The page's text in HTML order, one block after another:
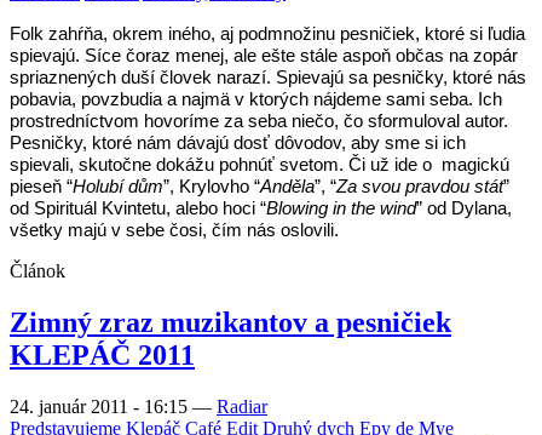
Folk zahŕňa, okrem iného, aj podmnožinu pesničiek, ktoré si ľudia
spievajú. Síce čoraz menej, ale ešte stále aspoň občas na zopár
spriaznených duší človek narazí. Spievajú sa pesničky, ktoré nás
pobavia, povzbudia a najmä v ktorých nájdeme sami seba. Ich
prostredníctvom hovoríme za seba niečo, čo sformuloval autor.
Pesničky, ktoré nám dávajú dosť dôvodov, aby sme si ich
spievali, skutočne dokážu pohnúť svetom. Či už ide o magickú
pieseň “Holubí dům”, Krylovho “Anděla”, “Za svou pravdou stát”
od Spirituál Kvintetu, alebo hoci “Blowing in the wind” od Dylana,
všetky majú v sebe čosi, čím nás oslovili.
Článok
Zimný zraz muzikantov a pesničiek
KLEPÁČ 2011
24. január 2011 - 16:15 — Radiar
Predstavujeme Klepáč Café Edit Druhý dych Epy de Mye